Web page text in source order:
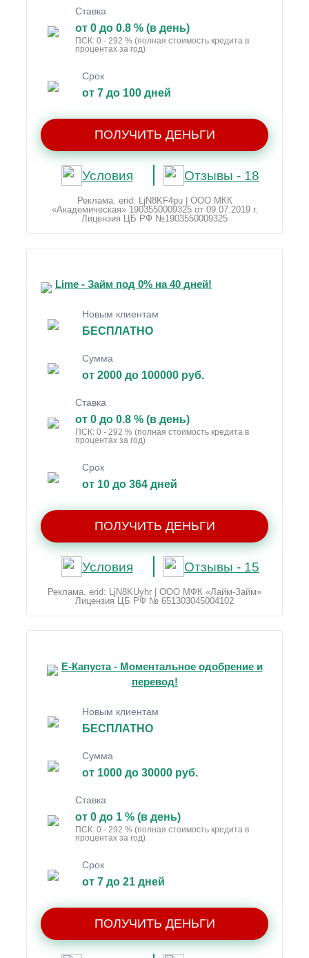
Ставка
от 0 до 0.8 % (в день)
ПСК: 0 - 292 % (полная стоимость кредита в
процентах за год)
Срок
от 7 до 100 дней
ПОЛУЧИТЬ ДЕНЬГИ
Условия Отзывы - 18
Реклама. erid: LjN8KF4pu | ООО МКК
«Академическая» 1903550009325 от 09.07.2019 г.
Лицензия ЦБ РФ №1903550009325
Lime - Займ под 0% на 40 дней!
Новым клиентам
БЕСПЛАТНО
Сумма
от 2000 до 100000 руб.
Ставка
от 0 до 0.8 % (в день)
ПСК: 0 - 292 % (полная стоимость кредита в
процентах за год)
Срок
от 10 до 364 дней
ПОЛУЧИТЬ ДЕНЬГИ
Условия Отзывы - 15
Реклама. erid: LjN8KUyhr | ООО МФК «Лайм-Займ»
Лицензия ЦБ РФ № 651303045004102
Е-Капуста - Моментальное одобрение и
перевод!
Новым клиентам
БЕСПЛАТНО
Сумма
от 1000 до 30000 руб.
Ставка
от 0 до 1 % (в день)
ПСК: 0 - 292 % (полная стоимость кредита в
процентах за год)
Срок
от 7 до 21 дней
ПОЛУЧИТЬ ДЕНЬГИ